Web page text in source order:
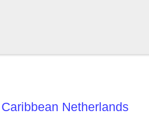
Caribbean Netherlands